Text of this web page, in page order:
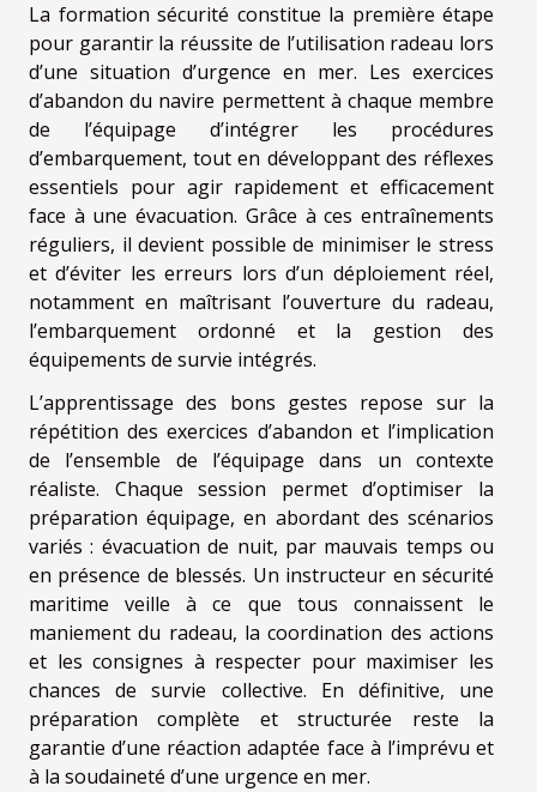
La formation sécurité constitue la première étape
pour garantir la réussite de l’utilisation radeau lors
d’une situation d’urgence en mer. Les exercices
d’abandon du navire permettent à chaque membre
de l’équipage d’intégrer les procédures
d’embarquement, tout en développant des réflexes
essentiels pour agir rapidement et efficacement
face à une évacuation. Grâce à ces entraînements
réguliers, il devient possible de minimiser le stress
et d’éviter les erreurs lors d’un déploiement réel,
notamment en maîtrisant l’ouverture du radeau,
l’embarquement ordonné et la gestion des
équipements de survie intégrés.
L’apprentissage des bons gestes repose sur la
répétition des exercices d’abandon et l’implication
de l’ensemble de l’équipage dans un contexte
réaliste. Chaque session permet d’optimiser la
préparation équipage, en abordant des scénarios
variés : évacuation de nuit, par mauvais temps ou
en présence de blessés. Un instructeur en sécurité
maritime veille à ce que tous connaissent le
maniement du radeau, la coordination des actions
et les consignes à respecter pour maximiser les
chances de survie collective. En définitive, une
préparation complète et structurée reste la
garantie d’une réaction adaptée face à l’imprévu et
à la soudaineté d’une urgence en mer.